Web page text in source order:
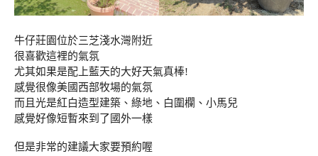
牛仔莊園位於三芝淺水灣附近
很喜歡這裡的氣氛
尤其如果是配上藍天的大好天氣真棒!
感覺很像美國西部牧場的氣氛
而且光是紅白造型建築、綠地、白圍欄、小馬兒
感覺好像短暫來到了國外一樣
但是非常的建議大家要預約喔